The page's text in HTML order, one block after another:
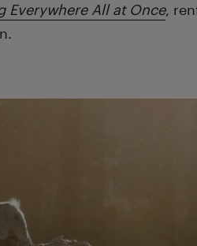
Everywhere All at Once,